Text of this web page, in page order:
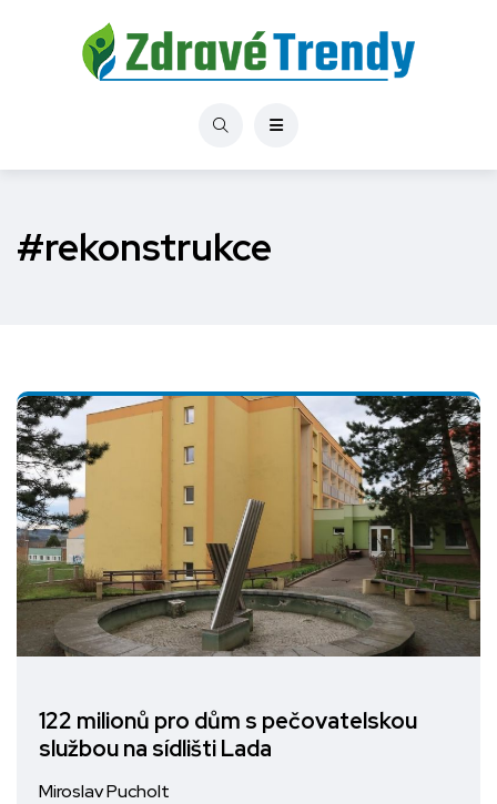
#rekonstrukce
122 milionů pro dům s pečovatelskou
službou na sídlišti Lada
Miroslav Pucholt